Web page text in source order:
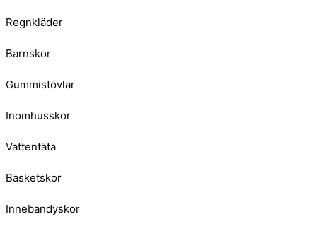
Regnkläder
Barnskor
Gummistövlar
Inomhusskor
Vattentäta
Basketskor
Innebandyskor